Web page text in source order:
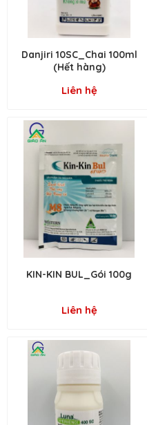
Danjiri 10SC_Chai 100ml
(Hết hàng)
Liên hệ
KIN-KIN BUL_Gói 100g
Liên hệ